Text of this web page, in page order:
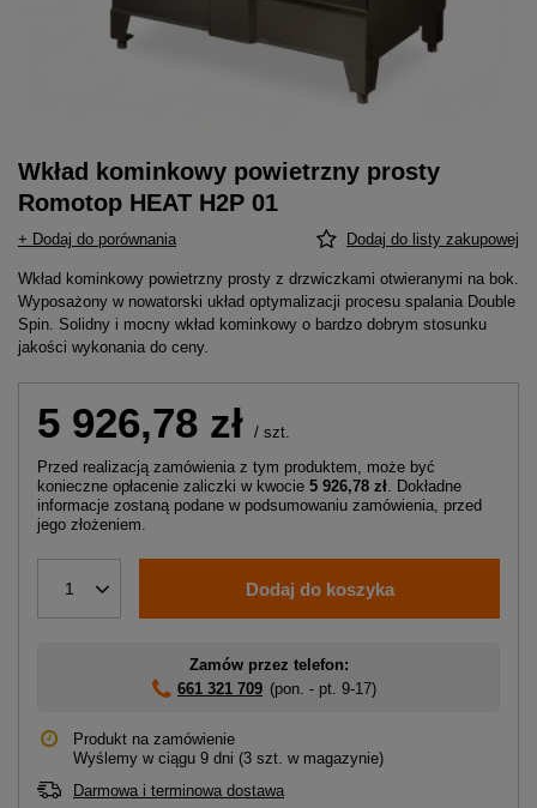
Wkład kominkowy powietrzny prosty
Romotop HEAT H2P 01
+ Dodaj do porównania Dodaj do listy zakupowej
Wkład kominkowy powietrzny prosty z drzwiczkami otwieranymi na bok.
Wyposażony w nowatorski układ optymalizacji procesu spalania Double
Spin. Solidny i mocny wkład kominkowy o bardzo dobrym stosunku
jakości wykonania do ceny.
5 926,78 zł / szt.
Przed realizacją zamówienia z tym produktem, może być
konieczne opłacenie zaliczki w kwocie 5 926,78 zł. Dokładne
informacje zostaną podane w podsumowaniu zamówienia, przed
jego złożeniem.
1 Dodaj do koszyka
Zamów przez telefon:
661 321 709 (pon. - pt. 9-17)
Produkt na zamówienie
Wyślemy w ciągu 9 dni (3 szt. w magazynie)
Darmowa i terminowa dostawa